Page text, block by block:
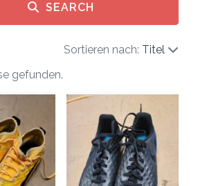
SEARCH
Sortieren nach: Titel
gefunden.